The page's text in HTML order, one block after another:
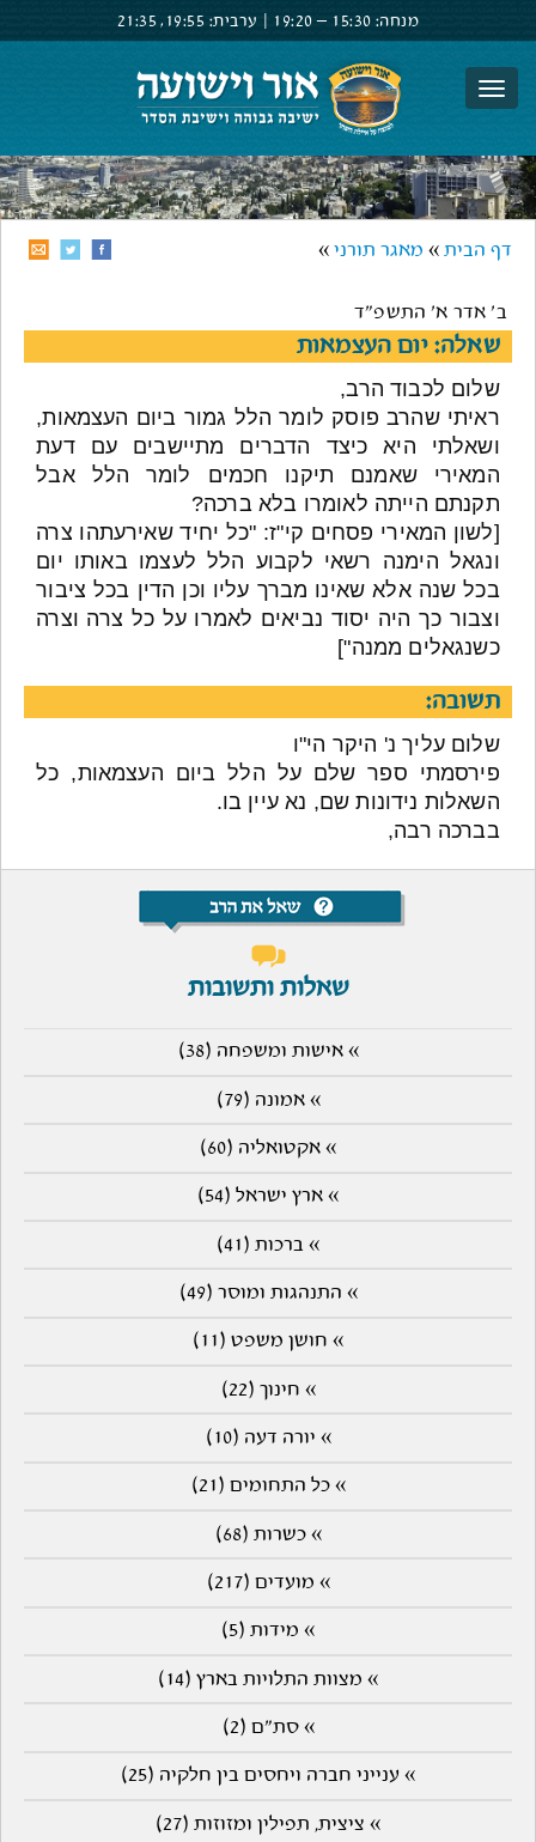
מנחה: 15:30 –
19:20 ערבית: 19:55,
21:35
דף הבית » מאגר תורני »
ב' אדר א' התשפ"ד
שאלה: יום העצמאות
שלום לכבוד הרב,
ראיתי שהרב פוסק לומר הלל גמור ביום העצמאות,
ושאלתי היא כיצד הדברים מתיישבים עם דעת
המאירי שאמנם תיקנו חכמים לומר הלל אבל
תקנתם הייתה לאומרו בלא ברכה?
[לשון המאירי פסחים קי"ז: "כל יחיד שאירעתהו צרה
ונגאל הימנה רשאי לקבוע הלל לעצמו באותו יום
בכל שנה אלא שאינו מברך עליו וכן הדין בכל ציבור
וצבור כך היה יסוד נביאים לאמרו על כל צרה וצרה
כשנגאלים ממנה"]
תשובה:
שלום עליך נ' היקר הי"ו
פירסמתי ספר שלם על הלל ביום העצמאות, כל
השאלות נידונות שם, נא עיין בו.
בברכה רבה,
שאלות ותשובות
» אישות ומשפחה (38)
» אמונה (79)
» אקטואליה (60)
» ארץ ישראל (54)
» ברכות (41)
» התנהגות ומוסר (49)
» חושן משפט (11)
» חינוך (22)
» יורה דעה (10)
» כל התחומים (21)
» כשרות (68)
» מועדים (217)
» מידות (5)
» מצוות התלויות בארץ (14)
» סת"ם (2)
» ענייני חברה ויחסים בין חלקיה (25)
» ציצית, תפילין ומזוזות (27)